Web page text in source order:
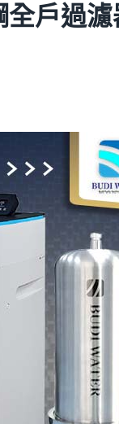
戶過濾